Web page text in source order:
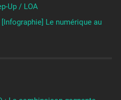
Up / LOA
[Infographie] Le numérique au